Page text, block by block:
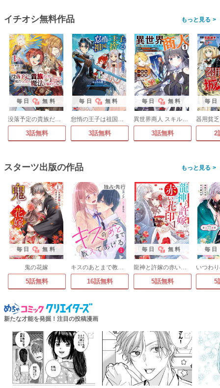
イチオシ無料作品 >
毎日 無料
没落予定の貴族だけど、暇だったから魔法を極めてみた@COMIC
3話無料
毎日 無料
怠惰の王子は祖国を捨てる～氷の魔神の凍争記～(コミック)
3話無料
毎日 無料
異世界商人 スキル＜異世界渡航＞を駆使して、悠々自適なお金持ちスローライフを送ります(コミック)
3話無料
毎日
2
スターツ出版の作品 >
毎日 無料
鬼の花嫁
5話無料
キスのあとまで教えてあげる
16話無料
毎日 無料
龍神と許嫁の赤い花印
5話無料
毎日
5
新たな才能を発掘！注目の投稿漫画